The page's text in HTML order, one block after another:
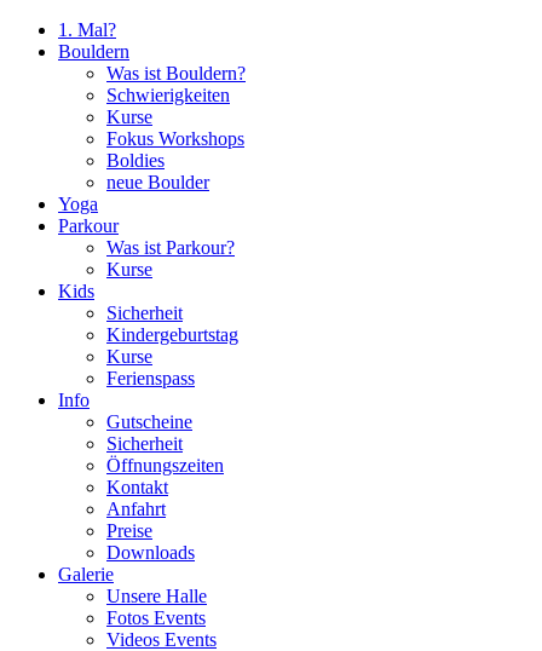
1. Mal?
Bouldern
Was ist Bouldern?
Schwierigkeiten
Kurse
Fokus Workshops
Boldies
neue Boulder
Yoga
Parkour
Was ist Parkour?
Kurse
Kids
Sicherheit
Kindergeburtstag
Kurse
Ferienspass
Info
Gutscheine
Sicherheit
Öffnungszeiten
Kontakt
Anfahrt
Preise
Downloads
Galerie
Unsere Halle
Fotos Events
Videos Events